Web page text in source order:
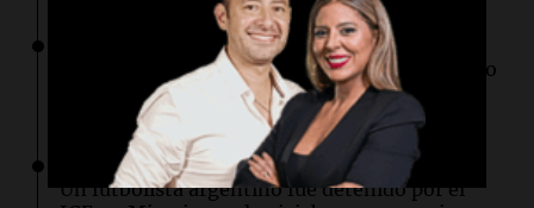
Video
Científicos de UCLA logran guiar el calor como
si fuera luz a temperatura ambiente
Deportes
Un futbolista argentino fue detenido por el